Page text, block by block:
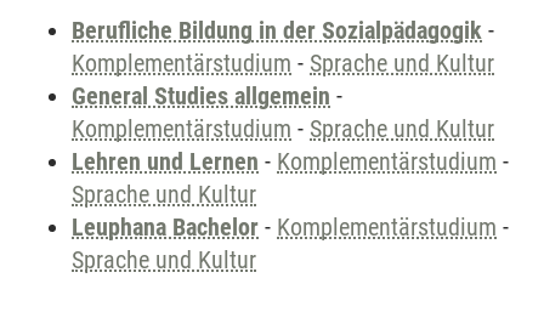
Berufliche Bildung in der Sozialpädagogik -
Komplementärstudium - Sprache und Kultur
General Studies allgemein -
Komplementärstudium - Sprache und Kultur
Lehren und Lernen - Komplementärstudium -
Sprache und Kultur
Leuphana Bachelor - Komplementärstudium -
Sprache und Kultur